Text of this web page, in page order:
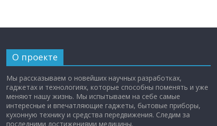
О проекте
Мы рассказываем о новейших научных разработках,
гаджетах и технологиях, которые способны поменять и уже
меняют нашу жизнь. Мы испытываем на себе самые
интересные и впечатляющие гаджеты, бытовые приборы,
кухонную технику и средства передвижения. Следим за
последними достижениями медицины.